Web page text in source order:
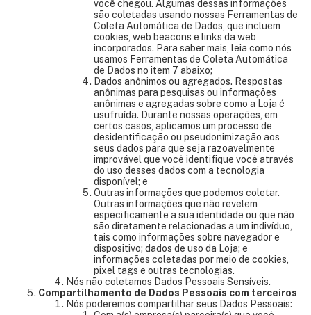
você chegou. Algumas dessas informações
são coletadas usando nossas Ferramentas de
Coleta Automática de Dados, que incluem
cookies, web beacons e links da web
incorporados. Para saber mais, leia como nós
usamos Ferramentas de Coleta Automática
de Dados no item 7 abaixo;
Dados anônimos ou agregados. Respostas
anônimas para pesquisas ou informações
anônimas e agregadas sobre como a Loja é
usufruída. Durante nossas operações, em
certos casos, aplicamos um processo de
desidentificação ou pseudonimização aos
seus dados para que seja razoavelmente
improvável que você identifique você através
do uso desses dados com a tecnologia
disponível; e
Outras informações que podemos coletar.
Outras informações que não revelem
especificamente a sua identidade ou que não
são diretamente relacionadas a um indivíduo,
tais como informações sobre navegador e
dispositivo; dados de uso da Loja; e
informações coletadas por meio de cookies,
pixel tags e outras tecnologias.
Nós não coletamos Dados Pessoais Sensíveis.
Compartilhamento de Dados Pessoais com terceiros
Nós poderemos compartilhar seus Dados Pessoais: